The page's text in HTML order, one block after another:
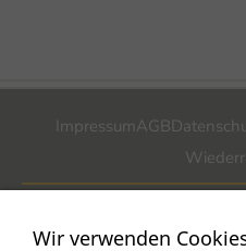
ImpressumAGB
Wir verwenden